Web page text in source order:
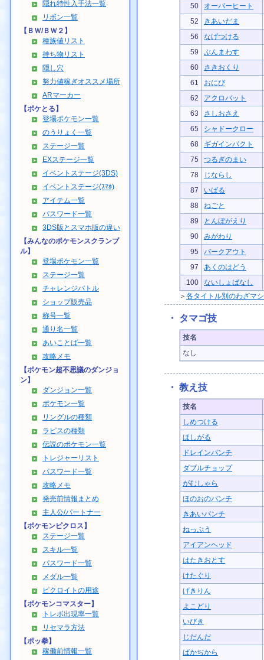
隠れ特性入手法一覧
リボン一覧
【ＢＷ/ＢＷ２】
種族値リスト
持ち物リスト
隠し穴
努力値稼ぎオススメ場所
ARマーカー
【ポケとる】
登場ポケモン一覧
のうりょく一覧
ステージ一覧
EXステージ一覧
イベントステージ(3DS)
イベントステージ(ｽﾏﾎ)
アイテム一覧
パスワード一覧
3DS版とスマホ版の違い
【みんなのポケモンスクランブ
ル】
登場ポケモン一覧
ステージ一覧
チャレンジバトル
ショップ販売品
称号一覧
通り名一覧
あいことば一覧
攻略メモ
【ポケモン超不思議のダンジョ
ン】
ダンジョン一覧
ポケモン一覧
リングルの種類
ラピスの種類
伝説のポケモン一覧
トレジャーリスト
パスワード一覧
攻略メモ
発売前情報まとめ
主人公/パートナー
【ポケモンピクロス】
ステージ一覧
スキル一覧
パスワード一覧
メダル一覧
ピクロイトの用途
【ポケモンコマスター】
トレボ出現率一覧
リセマラ方法
【ポッ拳】
稼働前情報一覧
50
オーバーヒート
52
きあいだま
56
なげつける
59
ぶんまわす
60
さきおくり
61
おにび
62
アクロバット
63
さしおさえ
65
シャドークロー
68
ギガインパクト
75
つるぎのまい
78
じならし
87
いばる
88
ねごと
89
とんぼがえり
90
みがわり
95
バークアウト
97
あくのはどう
100
ないしょばなし
＞ 各タイトル別のわざマ
・ タマゴ技
技名
なし
・ 教え技
技名
しめつける
ほしがる
ドレインパンチ
ダブルチョップ
がむしゃら
ほのおのパンチ
きあいパンチ
ねっぷう
アイアンヘッド
はたきおとす
けたぐり
げきりん
よこどり
いびき
じだんだ
ばかぢから